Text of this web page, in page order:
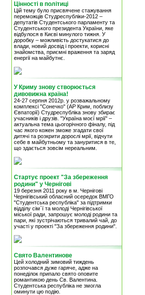
Цінності в політиці
Цій тему було присвячене стажування
переможців Студреспубліки-2012 –
депутатів Студентського парламенту та
Студентського президента України, яке
відбулося в Києві минулого тижня. У
доробку – можливість достукатися до
влади, новий досвід і проекти, корисні
знайомства, приємні враження та заряд
енергії на майбутнє.
У Криму знову створюється
дивовижна країна!
24-27 серпня 2012р. у розважальному
комплексі "Сонечко" (АР Крим, поблизу
Євпаторії) Студреспубліка знову збирає
учасників і друзів. "Україна моєї мрії" –
актуальна тема цьогорічного фіналу, під
час якого кожен зможе згадати свої
дитячі та розкрити дорослі мрії, відчути
себе в майбутньому та зануритися в те,
що здається зовсім нереальним.
Стартує проект "За збереження
родини" у Чернігові
19 березня 2011 року в м. Чернігові
Чернігівський обласний осередок ВМГО
"Студентська республіка" за підтримки
відділу сім`ї та молоді Чернігівської
міської ради, запрошує молоді родини та
пари, які зустрічаються тривалий чай, до
участі у проекті "За збереження родини".
Свято Валентинове
Цей холодний зимовий тиждень
розпочався дуже гаряче, адже на
понеділок припало свято оповите
романтикою день Св. Валентина.
Студентська республіка не змогла
оминути цю подію.